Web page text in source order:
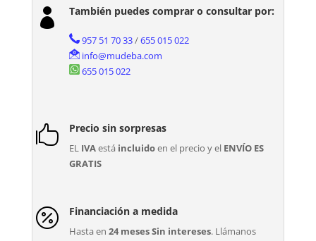
 También puedes comprar o consultar por:
957 51 70 33/655 015 022
info@mudeba.com
655 015 022
 Precio sin sorpresas
EL IVAestá incluidoen el precio y el ENVÍO ES
GRATIS
 Financiación a medida
Hasta en 24 meses Sin intereses. Llámanos